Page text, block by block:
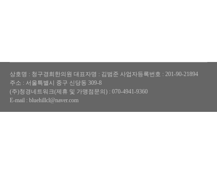
상호명 : 청구경희한의원 대표자명 : 김범준 사업자등록번호 : 201-90-21894
주소 : 서울특별시 중구 신당동 309-8
(주)청경네트워크(제휴 및 가맹점문의) : 070-4941-9360
E-mail : bluehillcl@naver.com